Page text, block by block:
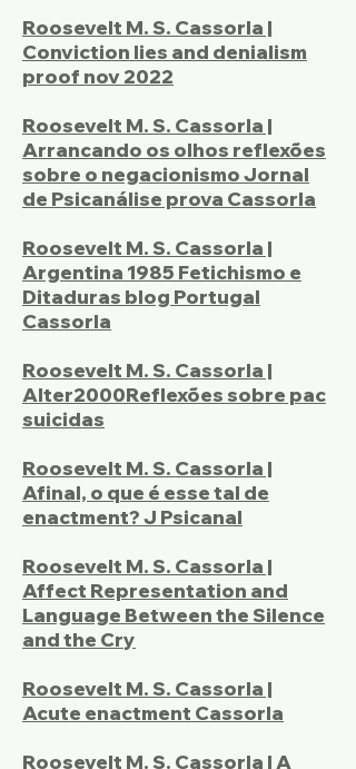
Roosevelt M. S. Cassorla |
Conviction lies and denialism
proof nov 2022
Roosevelt M. S. Cassorla |
Arrancando os olhos reflexões
sobre o negacionismo Jornal
de Psicanálise prova Cassorla
Roosevelt M. S. Cassorla |
Argentina 1985 Fetichismo e
Ditaduras blog Portugal
Cassorla
Roosevelt M. S. Cassorla |
Alter2000Reflexões sobre pac
suicidas
Roosevelt M. S. Cassorla |
Afinal, o que é esse tal de
enactment? J Psicanal
Roosevelt M. S. Cassorla |
Affect Representation and
Language Between the Silence
and the Cry
Roosevelt M. S. Cassorla |
Acute enactment Cassorla
Roosevelt M. S. Cassorla | A